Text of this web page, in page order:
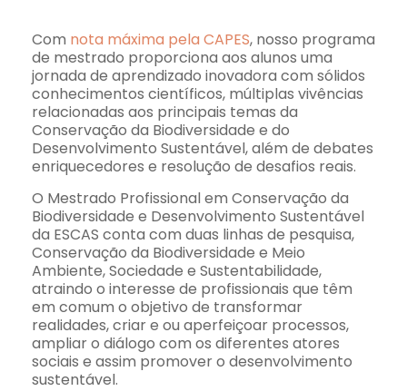
Com nota máxima pela CAPES, nosso programa
de mestrado proporciona aos alunos uma
jornada de aprendizado inovadora com sólidos
conhecimentos científicos, múltiplas vivências
relacionadas aos principais temas da
Conservação da Biodiversidade e do
Desenvolvimento Sustentável, além de debates
enriquecedores e resolução de desafios reais.
O Mestrado Profissional em Conservação da
Biodiversidade e Desenvolvimento Sustentável
da ESCAS conta com duas linhas de pesquisa,
Conservação da Biodiversidade e Meio
Ambiente, Sociedade e Sustentabilidade,
atraindo o interesse de profissionais que têm
em comum o objetivo de transformar
realidades, criar e ou aperfeiçoar processos,
ampliar o diálogo com os diferentes atores
sociais e assim promover o desenvolvimento
sustentável.